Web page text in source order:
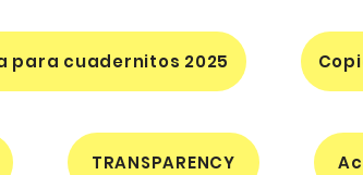
para cuadernitos 2025
TRANSPARENCY